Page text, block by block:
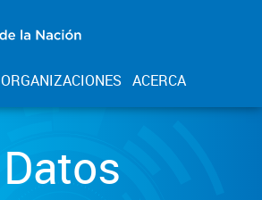
ORGANIZACIONES ACERCA
Datos